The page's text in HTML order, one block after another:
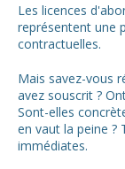
Les licences
représentent une
contractuelles.
Mais savez-vous
avez souscrit ?
Sont-elles
en vaut la peine ?
immédiates.